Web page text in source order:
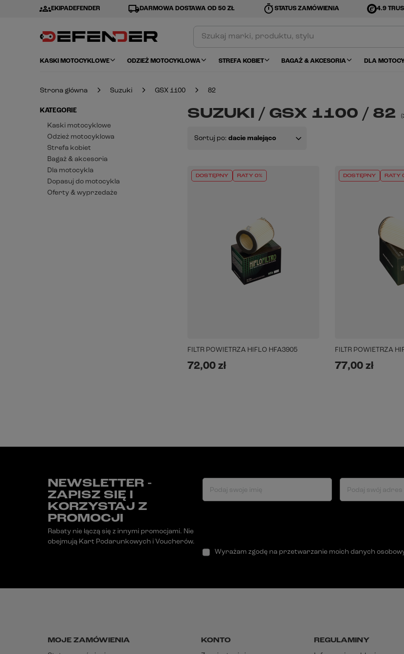
groupsEKIPADEFENDER local_shippingDARMOWA DOSTAWA OD 50 ZŁ timer STATUS ZAMÓWIENIA 4.9
KASKI MOTOCYKLOWE ODZIEŻ MOTOCYKLOWA STREFA KOBIET BAGAŻ & AKCESORIA DLA
Strona główna Suzuki GSX 1100 82
KATEGORIE
Kaski motocyklowe
Odzież motocyklowa
Strefa kobiet
Bagaż & akcesoria
Dla motocykla
Dopasuj do motocykla
Oferty & wyprzedaże
SUZUKI / GSX 1100 / 82 (
Sortuj po: dacie malejąco
DOSTĘPNY RATY 0%
FILTR POWIETRZA HIFLO HFA3905
72,00 zł
DOSTĘPNY RATY
FILTR POWIETRZA
77,00 zł
NEWSLETTER -
ZAPISZ SIĘ I
KORZYSTAJ Z
PROMOCJI
Rabaty nie łączą się z innymi promocjami. Nie
obejmują Kart Podarunkowych i Voucherów.
Podaj swoje imię Podaj swój adres
Wyrażam zgodę na przetwarzanie moich danych
MOJE ZAMÓWIENIA KONTO REGULAMINY